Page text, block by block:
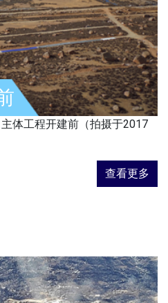
体工程开建前（拍摄于2017
查看更多